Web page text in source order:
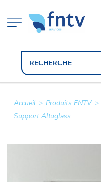
Accueil > Produits FNTV >
Support Altuglass